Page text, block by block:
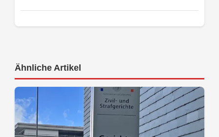
Ähnliche Artikel